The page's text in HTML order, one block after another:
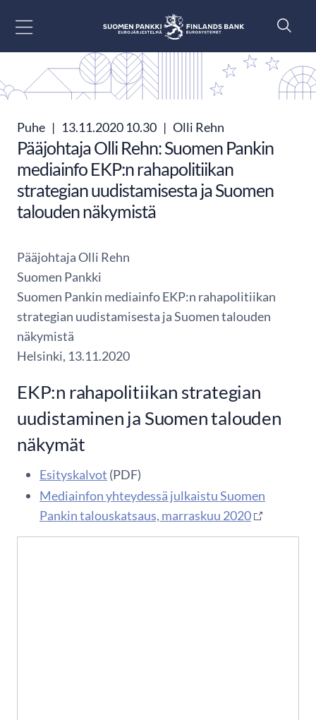
Puhe | 13.11.2020 10.30 | Olli Rehn
Pääjohtaja Olli Rehn: Suomen Pankin
mediainfo EKP:n rahapolitiikan
strategian uudistamisesta ja Suomen
talouden näkymistä
Pääjohtaja Olli Rehn
Suomen Pankki
Suomen Pankin mediainfo EKP:n rahapolitiikan
strategian uudistamisesta ja Suomen talouden
näkymistä
Helsinki, 13.11.2020
EKP:n rahapolitiikan strategian
uudistaminen ja Suomen talouden
näkymät
Esityskalvot (PDF)
Mediainfon yhteydessä julkaistu Suomen
Pankin talouskatsaus, marraskuu 2020